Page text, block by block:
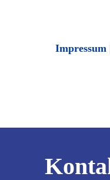
Impressum